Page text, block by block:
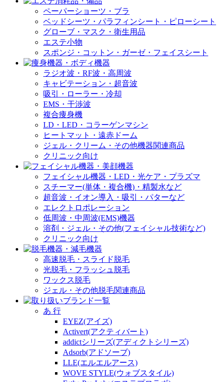
ペーパーショーツ・ブラ
ベッドシーツ・パラフィンシート・ピローシート
グローブ・マスク・衛生用品
エステ小物
スポンジ・コットン・ガーゼ・フェイスシート
ラジオ波・RF波・高周波
キャビテーション・超音波
吸引・ローラー・冷却
EMS・干渉波
複合痩身機
LD・LED・コラーゲンマシン
ヒートマット・遠赤ドーム
ジェル・クリーム・その他機器関連商品
クリニック向け
フェイシャル機器・LED・光ケア・プラズマ
スチーマー(単体・複合機)・精製水など
超音波・イオン導入・吸引・パターなど
エレクトロポレーション
低周波・中周波(EMS)機器
溶剤・ジェル・その他(フェイシャル技術など)
クリニック向け
高速脱毛・スライド脱毛
光脱毛・フラッシュ脱毛
ワックス脱毛
ジェル・その他脱毛関連商品
あ 行
EYEZ(アイズ)
Activert(アクティバート)
addictシリーズ(アディクトシリーズ)
Adsorb(アドソーブ)
LLE(エルエルアース)
WOVE STYLE(ウォブスタイル)